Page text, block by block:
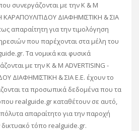
συνεργάζονται με την K & M
ΚΑΡΑΠΟΥΛΙΤΙΔΟΥ ΔΙΑΦΗΜΙΣΤΙΚΗ & ΣΙΑ
απαραίτητη για την τιμολόγηση
που παρέχονται στα μέλη του
Τα νομικά και φυσικά
με την K & M ADVERTISING -
ΔΙΑΦΗΜΙΣΤΙΚΗ & ΣΙΑ Ε.Ε. έχουν το
τα προσωπικά δεδομένα που τα
realguide.gr καταθέτουν σε αυτό,
απαραίτητο για την παροχή
τόπο realguide.gr.